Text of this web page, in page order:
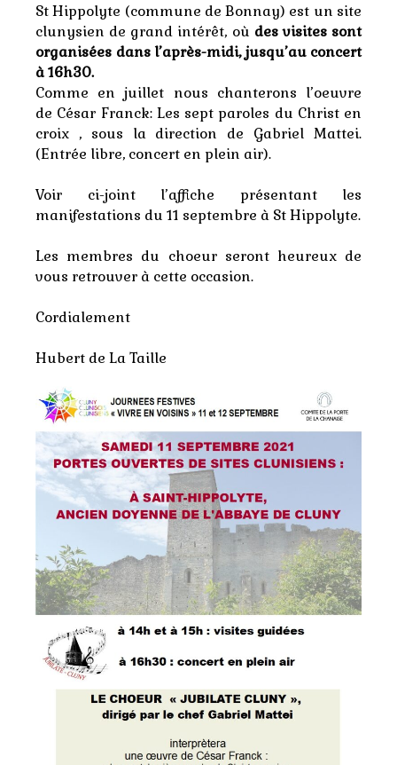
St Hippolyte (commune de Bonnay) est un site
clunysien de grand intérêt, où des visites sont
organisées dans l’après-midi, jusqu’au concert
à 16h30.
Comme en juillet nous chanterons l’oeuvre
de César Franck: Les sept paroles du Christ en
croix , sous la direction de Gabriel Mattei.
(Entrée libre, concert en plein air).
Voir ci-joint l’affiche présentant les
manifestations du 11 septembre à St Hippolyte.
Les membres du choeur seront heureux de
vous retrouver à cette occasion.
Cordialement
Hubert de La Taille